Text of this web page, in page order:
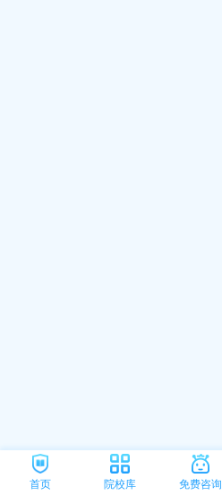
首页 院校库 免费咨询